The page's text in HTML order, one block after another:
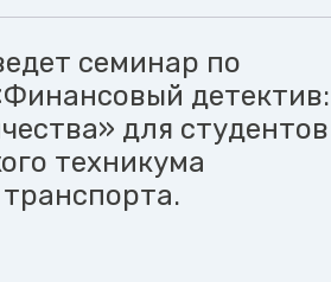
семинар по
детектив:
для
техникума